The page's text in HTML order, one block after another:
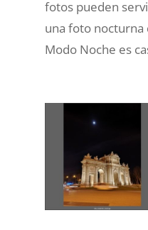
fotos pueden
una foto nocturna
Modo Noche es